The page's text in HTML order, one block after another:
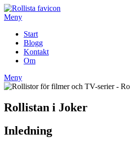
Hoppa
till
Meny
Start
Blogg
Kontakt
Om
Meny
Rollistan i Joker
Inledning